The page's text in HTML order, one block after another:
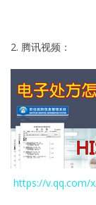
2. 腾讯视频：
https://v.qq.com/